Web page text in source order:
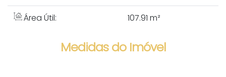
Área Útil: 107.91 m²
Medidas do Imóvel